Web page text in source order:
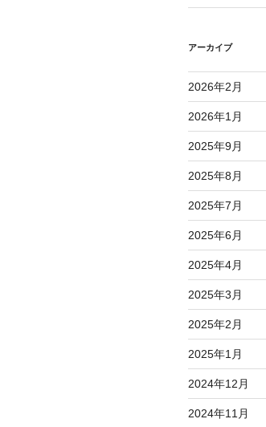
アーカイブ
2026年2月
2026年1月
2025年9月
2025年8月
2025年7月
2025年6月
2025年4月
2025年3月
2025年2月
2025年1月
2024年12月
2024年11月